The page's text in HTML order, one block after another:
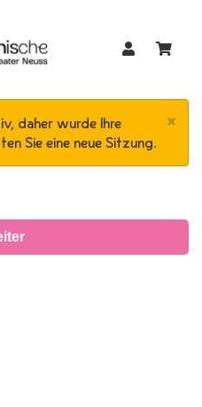
×
daher wurde Ihre
Sie eine neue Sitzung.